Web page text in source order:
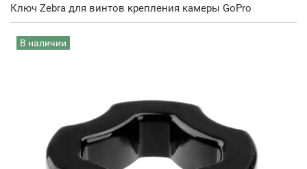
Ключ Zebra для винтов крепления камеры GoPro
В наличии